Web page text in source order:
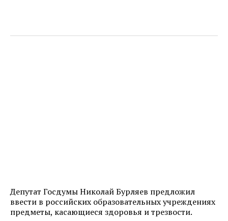
Депутат Госдумы Николай Бурляев предложил
ввести в российских образовательных учреждениях
предметы, касающиеся здоровья и трезвости.